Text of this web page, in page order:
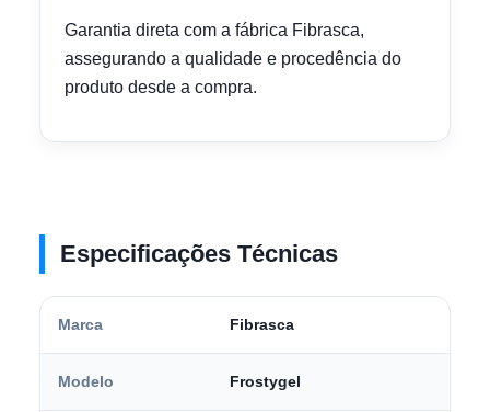
Garantia direta com a fábrica Fibrasca,
assegurando a qualidade e procedência do
produto desde a compra.
Especificações Técnicas
Marca Fibrasca
Modelo Frostygel